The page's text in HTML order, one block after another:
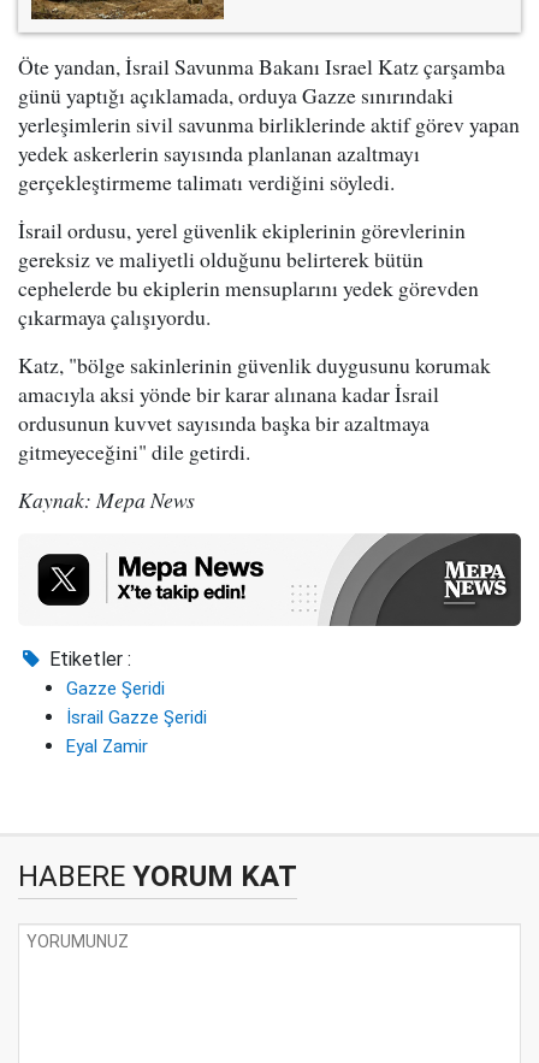
Öte yandan, İsrail Savunma Bakanı Israel Katz çarşamba
günü yaptığı açıklamada, orduya Gazze sınırındaki
yerleşimlerin sivil savunma birliklerinde aktif görev yapan
yedek askerlerin sayısında planlanan azaltmayı
gerçekleştirmeme talimatı verdiğini söyledi.
İsrail ordusu, yerel güvenlik ekiplerinin görevlerinin
gereksiz ve maliyetli olduğunu belirterek bütün
cephelerde bu ekiplerin mensuplarını yedek görevden
çıkarmaya çalışıyordu.
Katz, "bölge sakinlerinin güvenlik duygusunu korumak
amacıyla aksi yönde bir karar alınana kadar İsrail
ordusunun kuvvet sayısında başka bir azaltmaya
gitmeyeceğini" dile getirdi.
Kaynak: Mepa News
Etiketler :
Gazze Şeridi
İsrail Gazze Şeridi
Eyal Zamir
HABERE YORUM KAT